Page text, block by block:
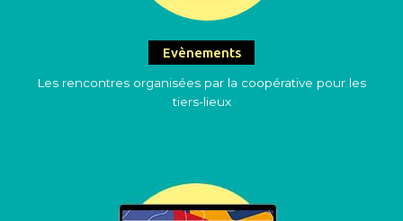
Evènements
Les rencontres organisées par la coopérative pour les
tiers-lieux